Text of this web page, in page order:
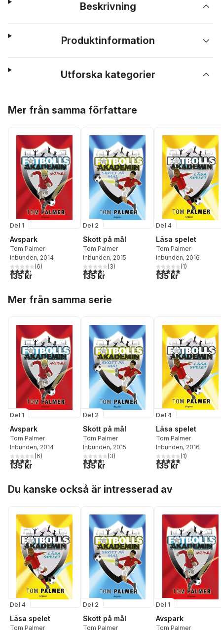
Beskrivning
Produktinformation
Utforska kategorier
Mer från samma författare
Del 1
Avspark
Tom Palmer
Inbunden, 2014
4,3utav 5 stjärnor. Totalt antal röster:
(6)
135 kr
Del 2
Skott på mål
Tom Palmer
Inbunden, 2015
4,3utav 5 stjärnor. Totalt antal röster:
(3)
135 kr
Del 4
Läsa spelet
Tom Palmer
Inbunden, 2016
5,0utav 5 stjärnor.
(1)
135 kr
Mer från samma serie
Del 1
Avspark
Tom Palmer
Inbunden, 2014
4,3utav 5 stjärnor. Totalt antal röster:
(6)
135 kr
Del 2
Skott på mål
Tom Palmer
Inbunden, 2015
4,3utav 5 stjärnor. Totalt antal röster:
(3)
135 kr
Del 4
Läsa spelet
Tom Palmer
Inbunden, 2016
5,0utav 5 stjärnor.
(1)
135 kr
Du kanske också är intresserad av
Del 4
Läsa spelet
Tom Palmer
Del 2
Skott på mål
Tom Palmer
Del 1
Avspark
Tom Palmer